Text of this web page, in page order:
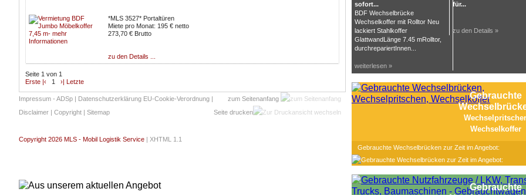
*MLS 3527* Portaltüren
Miete pro Monat: 195 € netto
273,70 € Brutto
zu den Details ...
Seite 1 von 1
Erste |‹ 1 ›| Letzte
zum Seitenanfang
Seite drucken
Impressum - ADSp | Datenschutzerklärung EU-Cookie-Verordnung |
Disclaimer | Copyright | Sitemap
Copyright 2026 MLS - Mobil Logistik Service | XHTML 1.1
sofort...
BDF Wechselbrücke
Wechselkoffer mit Rolltor Neu
lackiert Stahlkoffer
GlattwandLänge 7.45 mRolltor,
durchrepariertInnen...
weiterlesen »
für...
zu den Details »
Gebrauchte
Wechselkoffer
Gebrauchte Wechselbrücken zur Zeit im Angebot:
Gebrauchte